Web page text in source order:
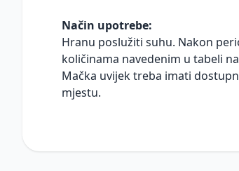
Način upotrebe:
Hranu poslužiti suhu. Nakon
količinama navedenim u tabeli
Mačka uvijek treba imati
mjestu.